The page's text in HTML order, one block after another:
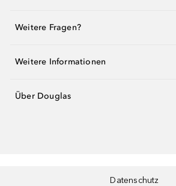
Weitere Fragen?
Weitere Informationen
Über Douglas
Datenschutz